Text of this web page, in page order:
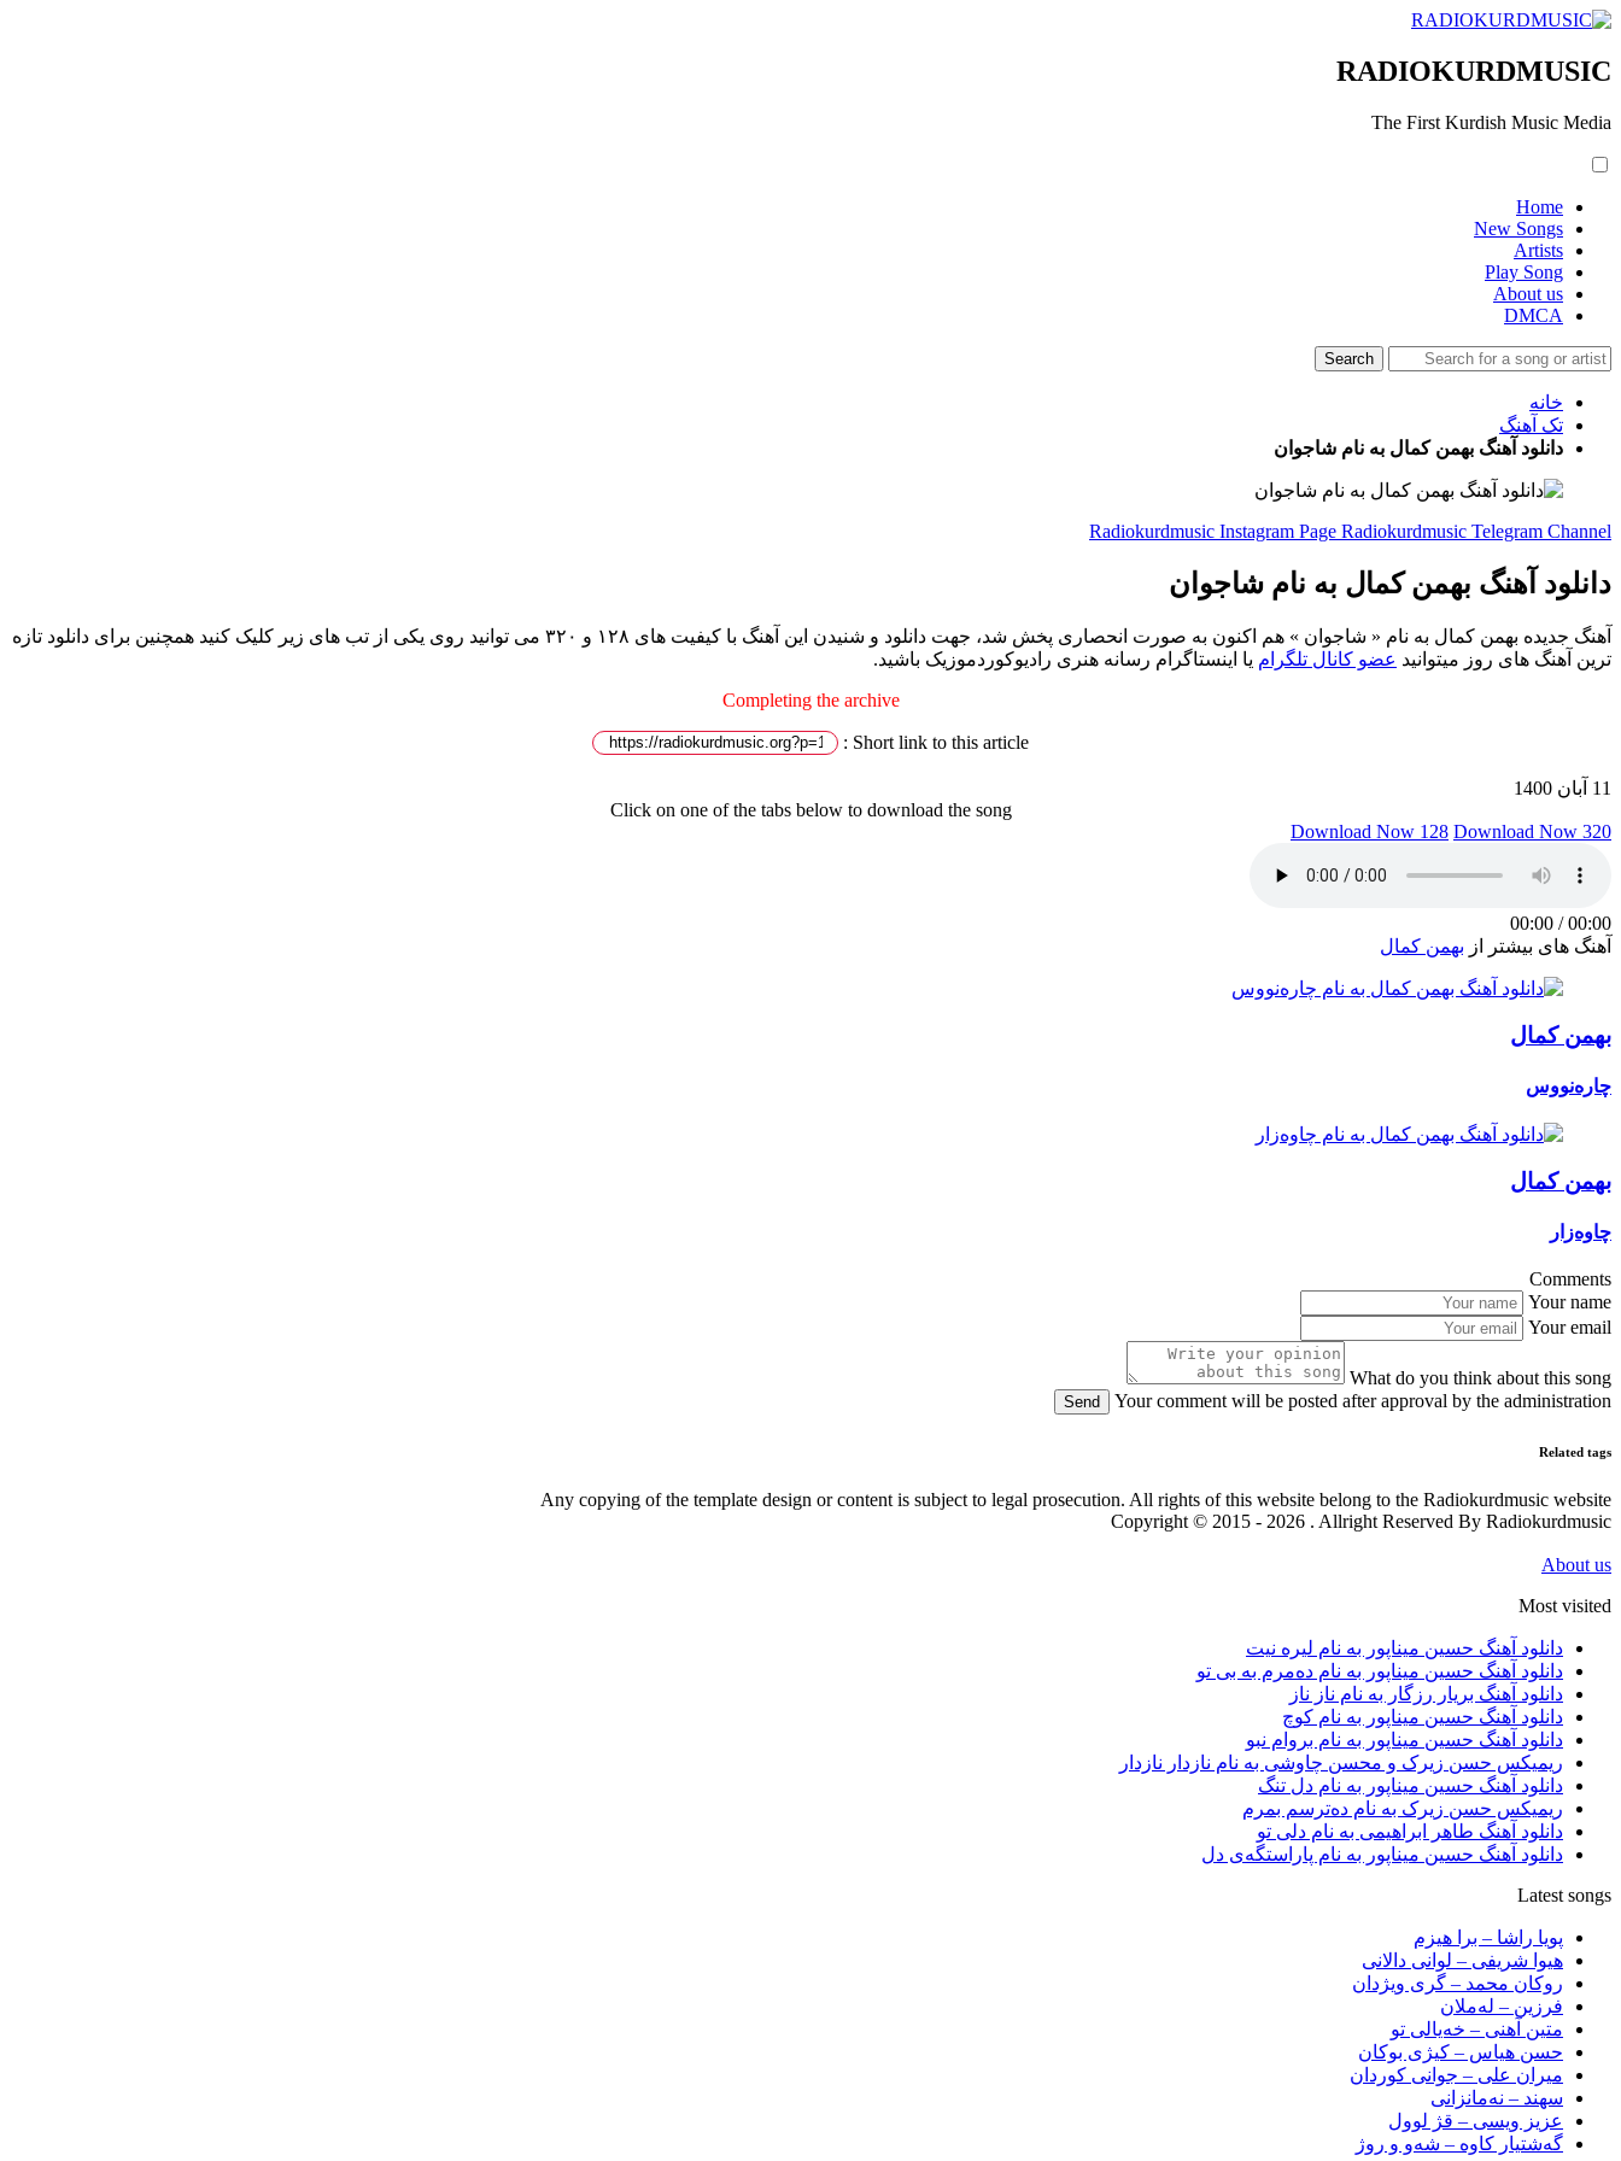
RADIOKURDMUSIC
The First Kurdish Music Media
Home
New Songs
Artists
Play Song
About us
DMCA
خانه
تک آهنگ
دانلود آهنگ بهمن کمال به نام شاجوان
Radiokurdmusic Instagram Page Radiokurdmusic Telegram Channel
دانلود آهنگ بهمن کمال به نام شاجوان
آهنگ جدیده بهمن کمال به نام « شاجوان » هم اکنون به صورت انحصاری پخش شد، جهت دانلود و شنیدن این آهنگ با کیفیت های ۱۲۸ و ۳۲۰ می توانید روی یکی از تب های زیر کلیک کنید همچنین برای دانلود تازه
ترین آهنگ های روز میتوانید عضو کانال تلگرام یا اینستاگرام رسانه هنری رادیوکوردموزیک باشید.
Completing the archive
Short link to this article :
11 آبان 1400
Click on one of the tabs below to download the song
Download Now 128 Download Now 320
00:00
/
00:00
آهنگ های بیشتر از بهمن کمال
بهمن کمال
چارەنووس
بهمن کمال
چاوەزار
Comments
Your name
Your email
What do you think about this song
Your comment will be posted after approval by the administration
Send
Related tags
Any copying of the template design or content is subject to legal prosecution. All rights of this website belong to the Radiokurdmusic website
Copyright © 2015 - 2026 . Allright Reserved By Radiokurdmusic
About us
Most visited
دانلود آهنگ حسین میناپور به نام لیره نیت
دانلود آهنگ حسین میناپور به نام دەمرم بە بی تو
دانلود آهنگ بریار رزگار به نام ناز ناز
دانلود آهنگ حسین میناپور به نام کوچ
دانلود آهنگ حسین میناپور به نام بروام نبو
ریمیکس حسن زیرک و محسن چاوشی به نام نازدار نازدار
دانلود آهنگ حسین میناپور به نام دل تنگ
ریمیکس حسن زیرک به نام دەترسم بمرم
دانلود آهنگ طاهر ابراهیمی به نام دلی تو
دانلود آهنگ حسین میناپور به نام پاراستگەی دل
Latest songs
پویا راشا – برا هیزم
هیوا شریفی – لوانی دالانی
روکان محمد – گری ویژدان
فرزین – لەملان
متین آهنی – خەیالی تو
حسن هیاس – کیژی بوکان
میران علی – جوانی کوردان
سهند – نەمانزانی
عزیز ویسی – قژ لوول
گەشتیار کاوە – شەو و روژ